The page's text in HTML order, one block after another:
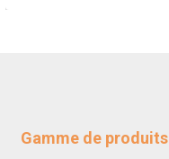
Gamme de produits